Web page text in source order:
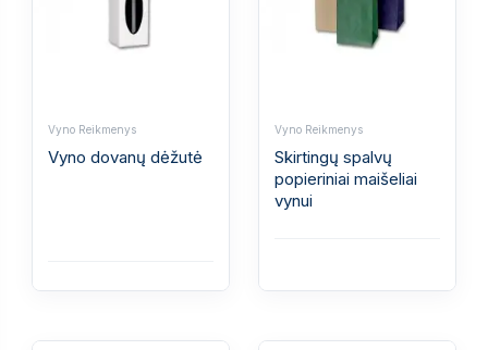
Vyno Reikmenys
Vyno dovanų dėžutė
Vyno Reikmenys
Skirtingų spalvų
popieriniai maišeliai
vynui